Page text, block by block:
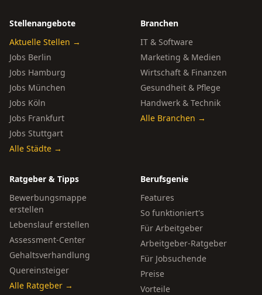
Stellenangebote
Aktuelle Stellen →
Jobs Berlin
Jobs Hamburg
Jobs München
Jobs Köln
Jobs Frankfurt
Jobs Stuttgart
Alle Städte →
Branchen
IT & Software
Marketing & Medien
Wirtschaft & Finanzen
Gesundheit & Pflege
Handwerk & Technik
Alle Branchen →
Ratgeber & Tipps
Bewerbungsmappe
erstellen
Lebenslauf erstellen
Assessment-Center
Gehaltsverhandlung
Quereinsteiger
Alle Ratgeber →
Berufsgenie
Features
So funktioniert's
Für Arbeitgeber
Arbeitgeber-Ratgeber
Für Jobsuchende
Preise
Vorteile